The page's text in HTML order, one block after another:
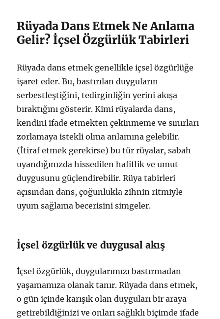
Rüyada Dans Etmek Ne Anlama
Gelir? İçsel Özgürlük Tabirleri
Rüyada dans etmek genellikle içsel özgürlüğe
işaret eder. Bu, bastırılan duyguların
serbestleştiğini, tedirginliğin yerini akışa
bıraktığını gösterir. Kimi rüyalarda dans,
kendini ifade etmekten çekinmeme ve sınırları
zorlamaya istekli olma anlamına gelebilir.
(İtiraf etmek gerekirse) bu tür rüyalar, sabah
uyandığınızda hissedilen hafiflik ve umut
duygusunu güçlendirebilir. Rüya tabirleri
açısından dans, çoğunlukla zihnin ritmiyle
uyum sağlama becerisini simgeler.
İçsel özgürlük ve duygusal akış
İçsel özgürlük, duygularımızı bastırmadan
yaşamamıza olanak tanır. Rüyada dans etmek,
o gün içinde karışık olan duyguları bir araya
getirebildiğinizi ve onları sağlıklı biçimde ifade